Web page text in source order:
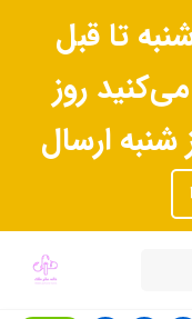
تا قبل
می‌کنید روز
شنبه ارسال
ا